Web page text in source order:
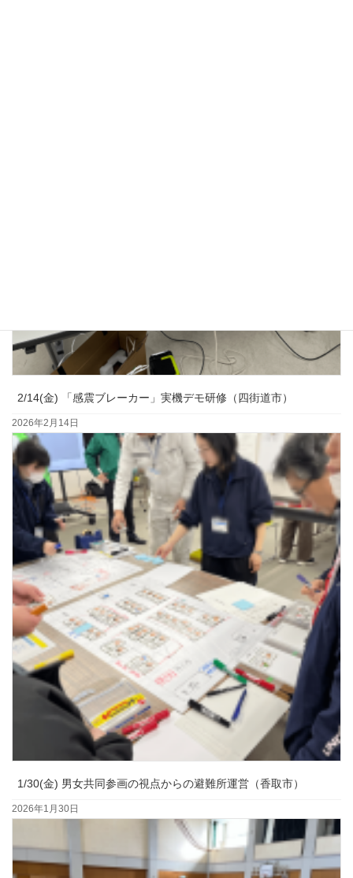
2/14(金) 「感震ブレーカー」実機デモ研修（四街道市）
2026年2月14日
1/30(金) 男女共同参画の視点からの避難所運営（香取市）
2026年1月30日